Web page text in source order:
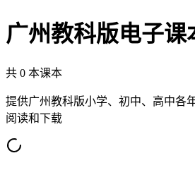
广州教科版电子课
共 0 本课本
提供广州教科版小学、初中、高中各
阅读和下载